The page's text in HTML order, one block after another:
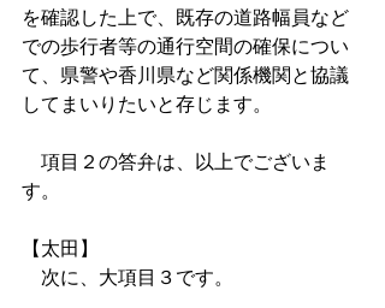
を確認した上で、既存の道路幅員など
での歩行者等の通行空間の確保につい
て、県警や香川県など関係機関と協議
してまいりたいと存じます。
項目２の答弁は、以上でございま
す。
【太田】
次に、大項目３です。